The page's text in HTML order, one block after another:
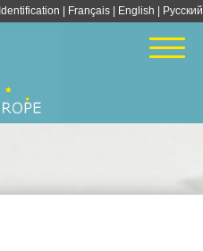
Identification Français English | Pусский